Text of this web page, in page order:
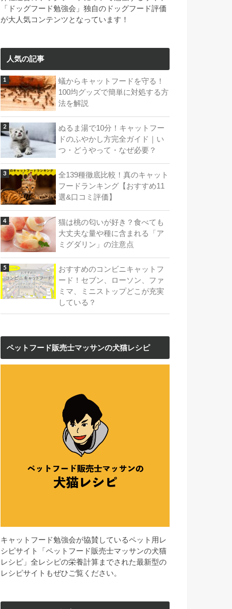
「ドッグフード勉強会」独自のドッグフード評価
が大人気コンテンツとなっています！
人気の記事
蟻からキャットフードを守る！
100均グッズで簡単に対処する方
法を解説
ぬるま湯で10分！キャットフー
ドのふやかし方完全ガイド｜い
つ・どうやって・なぜ必要？
全139種徹底比較！真のキャット
フードランキング【おすすめ11
選&口コミ評価】
猫は桃の匂いが好き？食べても
大丈夫な量や種に含まれる「ア
ミグダリン」の注意点
おすすめのコンビニキャットフ
ード！セブン、ローソン、ファ
ミマ、ミニストップどこが充実
している？
ペットフード販売士マッサンの犬猫レシピ
キャットフード勉強会が協賛しているペット用レ
シピサイト「ペットフード販売士マッサンの犬猫
レシピ」全レシピの栄養計算までされた最新型の
レシピサイトもぜひご覧ください。